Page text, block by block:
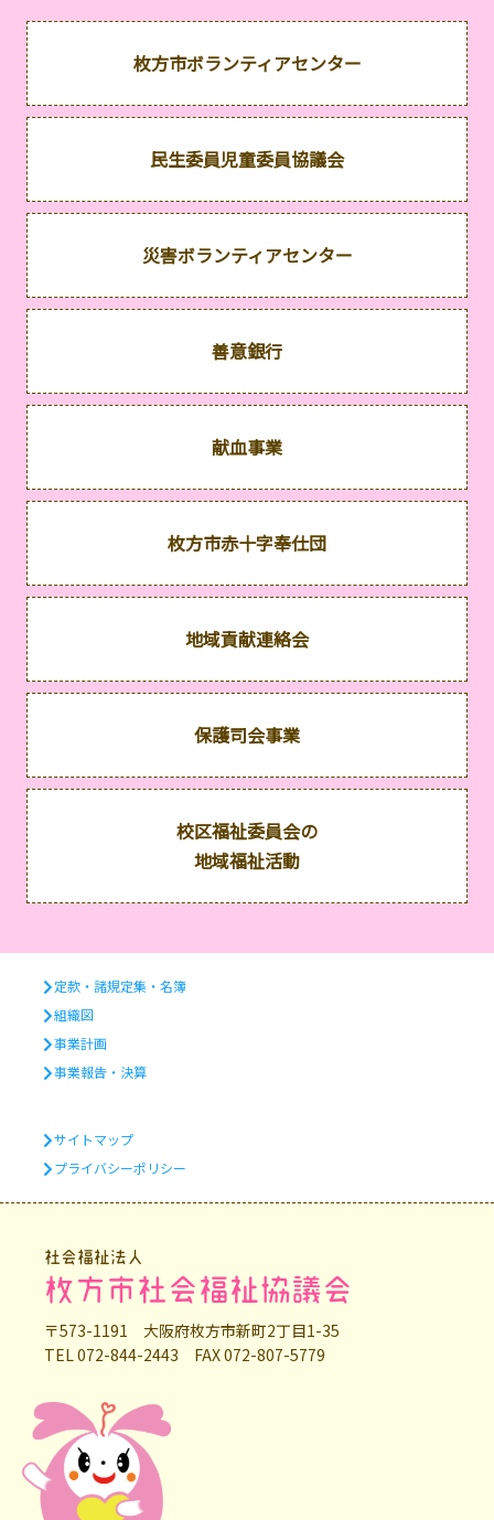
枚方市ボランティアセンター
民生委員児童委員協議会
災害ボランティアセンター
善意銀行
献血事業
枚方市赤十字奉仕団
地域貢献連絡会
保護司会事業
校区福祉委員会の
地域福祉活動
定款・諸規定集・名簿
組織図
事業計画
事業報告・決算
サイトマップ
プライバシーポリシー
社会福祉法人
枚方市社会福祉協議会
〒573-1191 大阪府枚方市新町2丁目1-35
TEL 072-844-2443 FAX 072-807-5779